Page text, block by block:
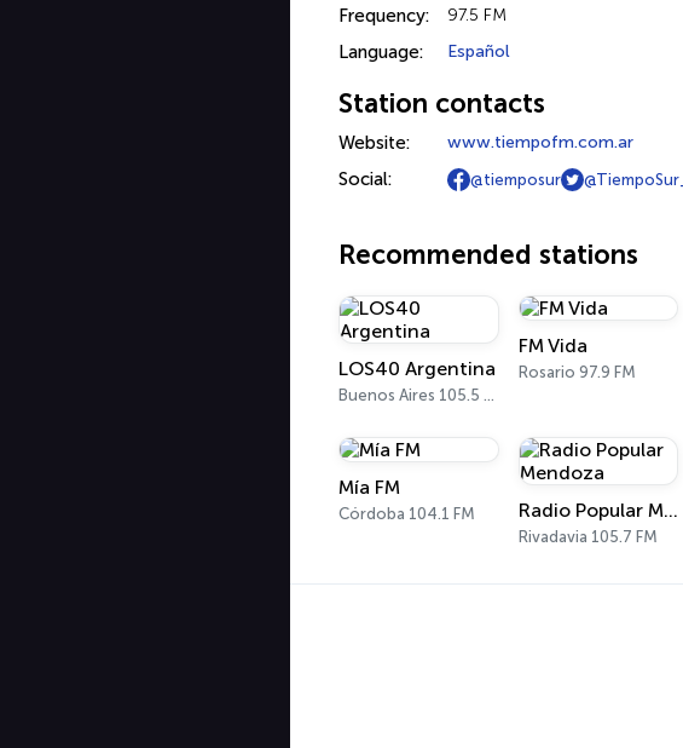
Frequency: 97.5 FM
Language: Español
Station contacts
Website: www.tiempofm.com.ar
Social: @tiemposur @TiempoSur_
Recommended stations
LOS40 Argentina
Buenos Aires 105.5 FM
FM Vida
Rosario 97.9 FM
Mía FM
Córdoba 104.1 FM Radio Popular Mendoza
Rivadavia 105.7 FM